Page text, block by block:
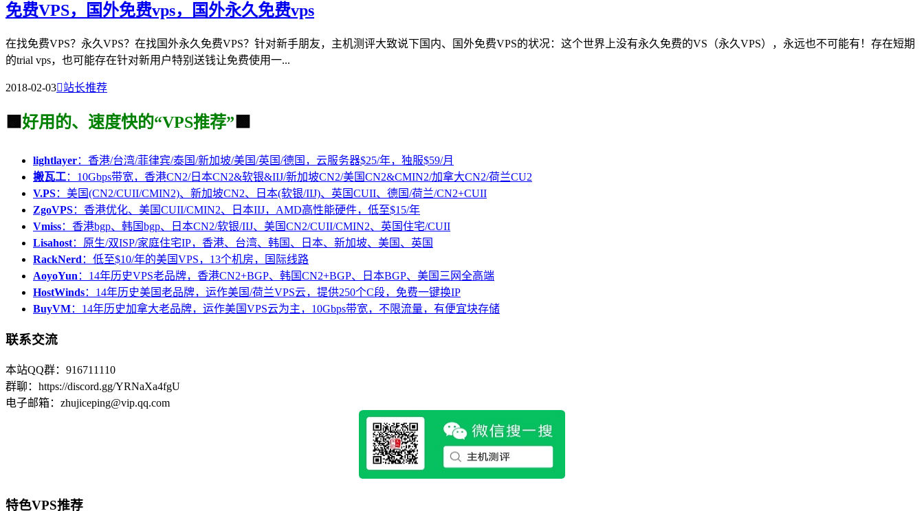
免费VPS，国外免费vps，国外永久免费vps
在找免费VPS？永久VPS？在找国外永久免费VPS？针对新手朋友，主机测评大致说下国内、国外免费VPS的状况：这个世界上没有永久免费的VS（永久VPS），永远也不可能有！存在短期
的trial vps，也可能存在针对新用户特别送钱让免费使用一...
2018-02-03站长推荐
🟩 好用的、速度快的“VPS推荐” 🟩
lightlayer：香港/台湾/菲律宾/泰国/新加坡/美国/英国/德国，云服务器$25/年，独服$59/月
搬瓦工：10Gbps带宽，香港CN2/日本CN2&软银&IIJ/新加坡CN2/美国CN2&CMIN2/加拿大CN2/荷兰CU2
V.PS：美国(CN2/CUII/CMIN2)、新加坡CN2、日本(软银/IIJ)、英国CUII、德国/荷兰/CN2+CUII
ZgoVPS：香港优化、美国CUII/CMIN2、日本IIJ，AMD高性能硬件，低至$15/年
Vmiss：香港bgp、韩国bgp、日本CN2/软银/IIJ、美国CN2/CUII/CMIN2、英国住宅/CUII
Lisahost：原生/双ISP/家庭住宅IP，香港、台湾、韩国、日本、新加坡、美国、英国
RackNerd：低至$10/年的美国VPS，13个机房，国际线路
AoyoYun：14年历史VPS老品牌，香港CN2+BGP、韩国CN2+BGP、日本BGP、美国三网全高端
HostWinds：14年历史美国老品牌，运作美国/荷兰VPS云，提供250个C段，免费一键换IP
BuyVM：14年历史加拿大老品牌，运作美国VPS云为主，10Gbps带宽，不限流量，有便宜块存储
联系交流
本站QQ群：916711110
群聊：https://discord.gg/YRNaXa4fgU
电子邮箱：zhujiceping@vip.qq.com
特色VPS推荐